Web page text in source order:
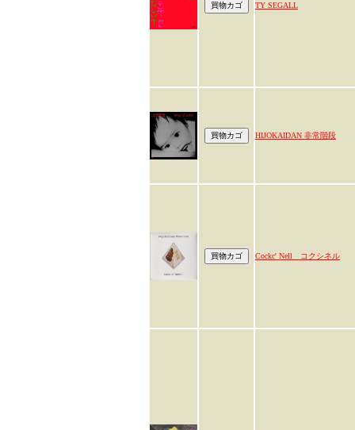
TY SEGALL
HIJOKAIDAN 非常階段
Cockc' Nell コクシネル